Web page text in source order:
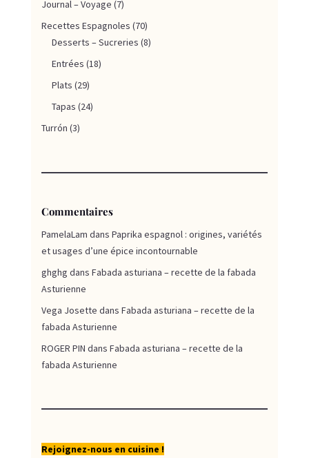
Journal – Voyage (7)
Recettes Espagnoles (70)
Desserts – Sucreries (8)
Entrées (18)
Plats (29)
Tapas (24)
Turrón (3)
Commentaires
PamelaLam dans Paprika espagnol : origines, variétés
et usages d’une épice incontournable
ghghg dans Fabada asturiana – recette de la fabada
Asturienne
Vega Josette dans Fabada asturiana – recette de la
fabada Asturienne
ROGER PIN dans Fabada asturiana – recette de la
fabada Asturienne
Rejoignez-nous en cuisine !